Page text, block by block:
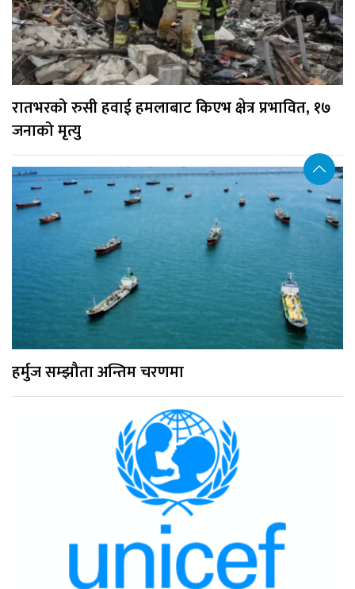
रातभरको रुसी हवाई हमलाबाट किएभ क्षेत्र प्रभावित, १७
जनाको मृत्यु
हर्मुज सम्झौता अन्तिम चरणमा